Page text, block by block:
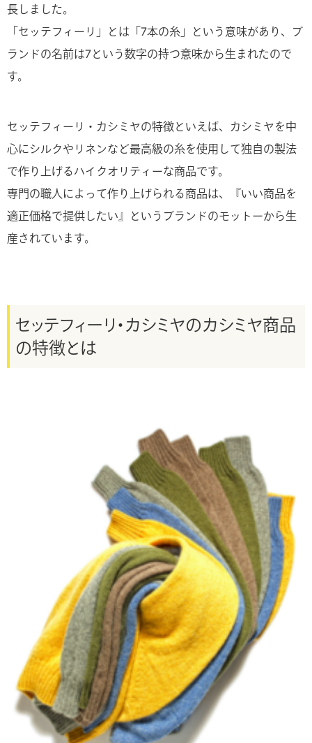
長しました。
「セッテフィーリ」とは「7本の糸」という意味があり、ブ
ランドの名前は7という数字の持つ意味から生まれたので
す。
セッテフィーリ・カシミヤの特徴といえば、カシミヤを中
心にシルクやリネンなど最高級の糸を使用して独自の製法
で作り上げるハイクオリティーな商品です。
専門の職人によって作り上げられる商品は、『いい商品を
適正価格で提供したい』というブランドのモットーから生
産されています。
セッテフィーリ・カシミヤのカシミヤ商品
の特徴とは